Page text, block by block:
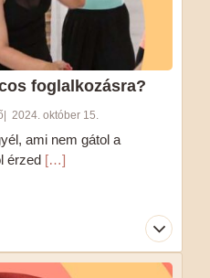
foglalkozásra?
2024. október 15.
ami nem gátol a
érzed […]